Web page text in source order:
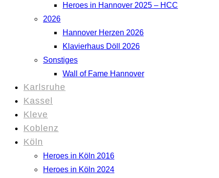
Heroes in Hannover 2025 – HCC
2026
Hannover Herzen 2026
Klavierhaus Döll 2026
Sonstiges
Wall of Fame Hannover
Karlsruhe
Kassel
Kleve
Koblenz
Köln
Heroes in Köln 2016
Heroes in Köln 2024